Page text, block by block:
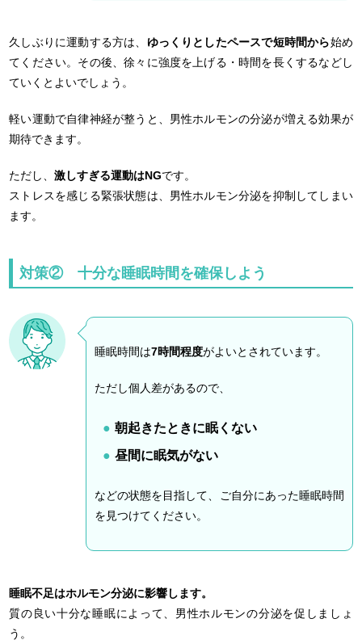
久しぶりに運動する方は、 ゆっくりとしたペースで短時間から始め
てください。その後、徐々に強度を上げる・時間を長くするなどし
ていくとよいでしょう。
軽い運動で自律神経が整うと、男性ホルモンの分泌が増える効果が
期待できます。
ただし、激しすぎる運動はNGです。
ストレスを感じる緊張状態は、男性ホルモン分泌を抑制してしまい
ます。
対策② 十分な睡眠時間を確保しよう
睡眠時間は7時間程度がよいとされています。
ただし個人差があるので、
朝起きたときに眠くない
昼間に眠気がない
などの状態を目指して、ご自分にあった睡眠時間
を見つけてください。
睡眠不足はホルモン分泌に影響します。
質の良い十分な睡眠によって、男性ホルモンの分泌を促しましょ
う。